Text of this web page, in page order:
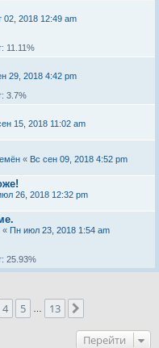
02, 2018 12:49 am
11.11%
29, 2018 4:42 pm
3.7%
15, 2018 11:02 am
« Вс сен 09, 2018 4:52 pm
26, 2018 12:32 pm
« Пн июл 23, 2018 1:54 am
25.93%
из
4 5 13
Перейти